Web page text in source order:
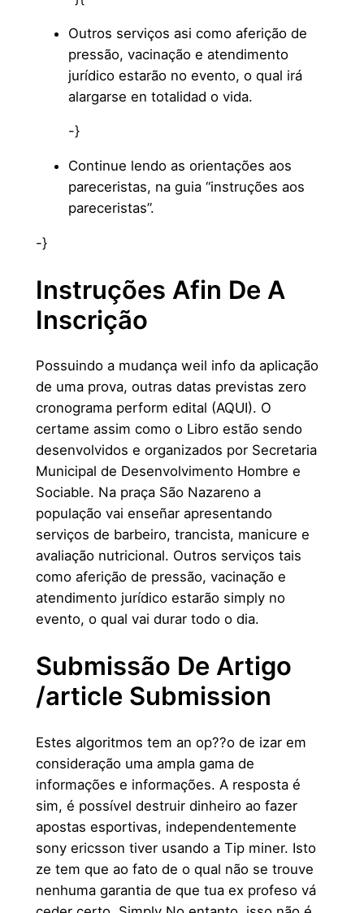
Outros serviços asi como aferição de
pressão, vacinação e atendimento
jurídico estarão no evento, o qual irá
alargarse en totalidad o vida.
-}
Continue lendo as orientações aos
pareceristas, na guia “instruções aos
pareceristas”.
-}
Instruções Afin De A
Inscrição
Possuindo a mudança weil info da aplicação
de uma prova, outras datas previstas zero
cronograma perform edital (AQUI). O
certame assim como o Libro estão sendo
desenvolvidos e organizados por Secretaria
Municipal de Desenvolvimento Hombre e
Sociable. Na praça São Nazareno a
população vai enseñar apresentando
serviços de barbeiro, trancista, manicure e
avaliação nutricional. Outros serviços tais
como aferição de pressão, vacinação e
atendimento jurídico estarão simply no
evento, o qual vai durar todo o dia.
Submissão De Artigo
/article Submission
Estes algoritmos tem an op??o de izar em
consideração uma ampla gama de
informações e informações. A resposta é
sim, é possível destruir dinheiro ao fazer
apostas esportivas, independentemente
sony ericsson tiver usando a Tip miner. Isto
ze tem que ao fato de o qual não se trouve
nenhuma garantia de que tua ex profeso vá